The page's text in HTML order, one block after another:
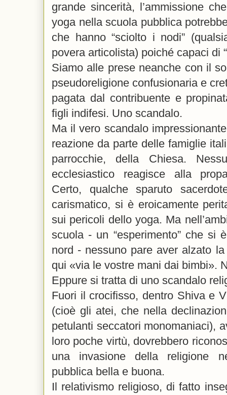
grande sincerità, l’ammissione
yoga nella scuola pubblica
che hanno “sciolto i nodi”
povera articolista) poiché capaci di
Siamo alle prese neanche con il
pseudoreligione confusionaria e
pagata dal contribuente e
figli indifesi. Uno scandalo.
Ma il vero scandalo
reazione da parte delle famiglie
parrocchie, della Chiesa.
ecclesiastico reagisce alla
Certo, qualche sparuto
carismatico, si è eroicamente
sui pericoli dello yoga. Ma
scuola - un “esperimento” che si
nord - nessuno pare aver alzato
qui «via le vostre mani dai bimbi».
Eppure si tratta di uno scandalo
Fuori il crocifisso, dentro Shiva e
(cioè gli atei, che nella
petulanti seccatori monomaniaci),
loro poche virtù, dovrebbero
una invasione della religione
pubblica bella e buona.
Il relativismo religioso, di fatto